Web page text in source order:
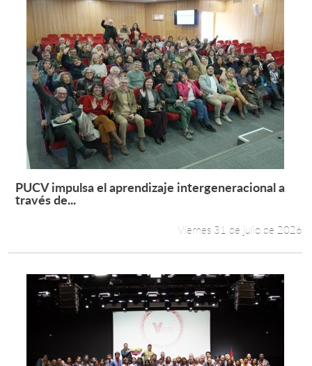
Leer más +
PUCV impulsa el aprendizaje intergeneracional a
través de...
Viernes 31 de julio de 2026